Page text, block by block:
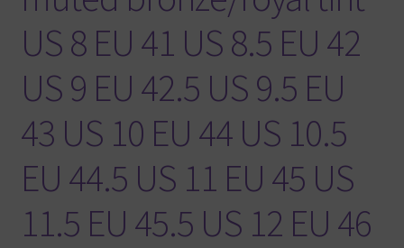
US 8 EU 41 US 8.5 EU 42
US 9 EU 42.5 US 9.5 EU
43 US 10 EU 44 US 10.5
EU 44.5 US 11 EU 45 US
11.5 EU 45.5 US 12 EU 46